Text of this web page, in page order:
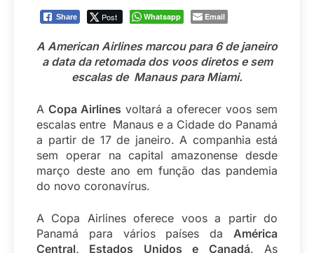
Share Post Whatsapp Email
A American Airlines marcou para 6 de janeiro
a data da retomada dos voos diretos e sem
escalas de Manaus para Miami.
A Copa Airlines voltará a oferecer voos sem
escalas entre Manaus e a Cidade do Panamá
a partir de 17 de janeiro. A companhia está
sem operar na capital amazonense desde
março deste ano em função das pandemia
do novo coronavírus.
A Copa Airlines oferece voos a partir do
Panamá para vários países da América
Central, Estados Unidos e Canadá. As